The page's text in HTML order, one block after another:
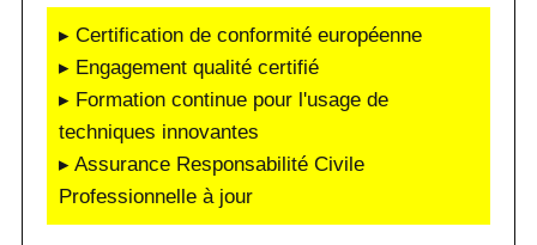
▸ Certification de conformité européenne
▸ Engagement qualité certifié
▸ Formation continue pour l'usage de
techniques innovantes
▸ Assurance Responsabilité Civile
Professionnelle à jour